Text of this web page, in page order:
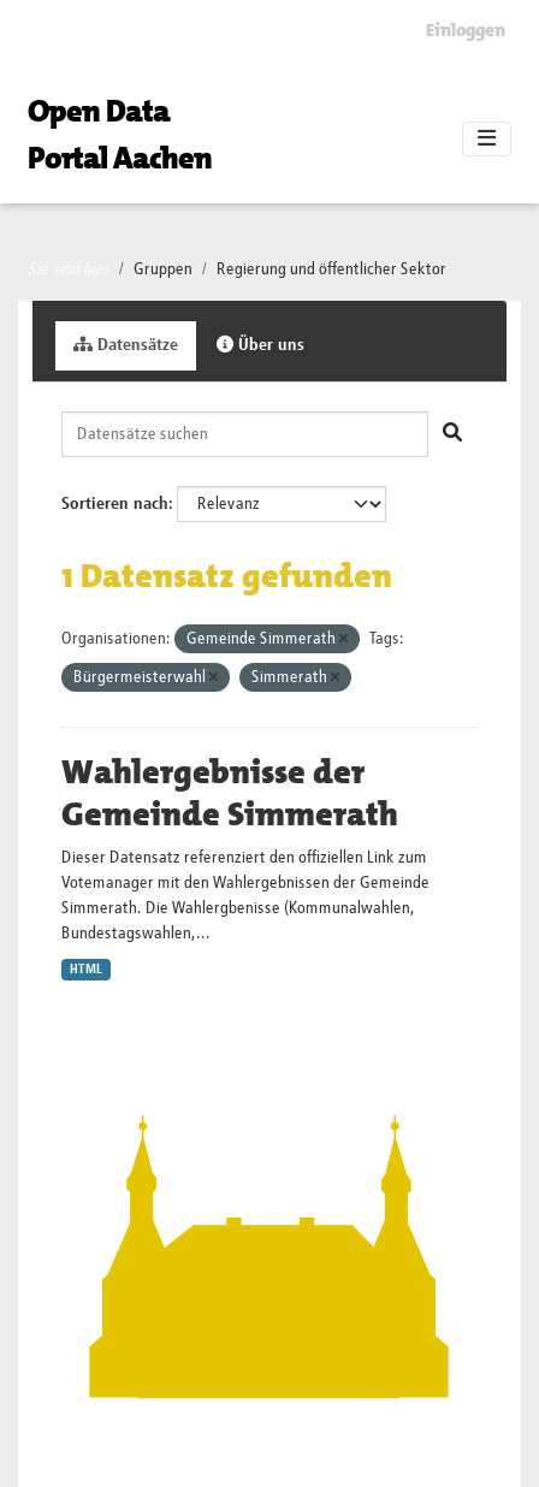
Einloggen
Open Data
Portal Aachen
Gruppen Regierung und öffentlicher Sektor
Datensätze Über uns
Sortieren nach
1 Datensatz gefunden
Organisationen: Gemeinde Simmerath Tags:
Bürgermeisterwahl Simmerath
Wahlergebnisse der
Gemeinde Simmerath
Dieser Datensatz referenziert den offiziellen Link zum
Votemanager mit den Wahlergebnissen der Gemeinde
Simmerath. Die Wahlergbenisse (Kommunalwahlen,
Bundestagswahlen,...
HTML